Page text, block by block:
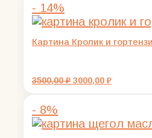
- 14%
Картина Кролик и
3500,00₽ Первоначальная
3000,00 ₽Текущая
- 8%